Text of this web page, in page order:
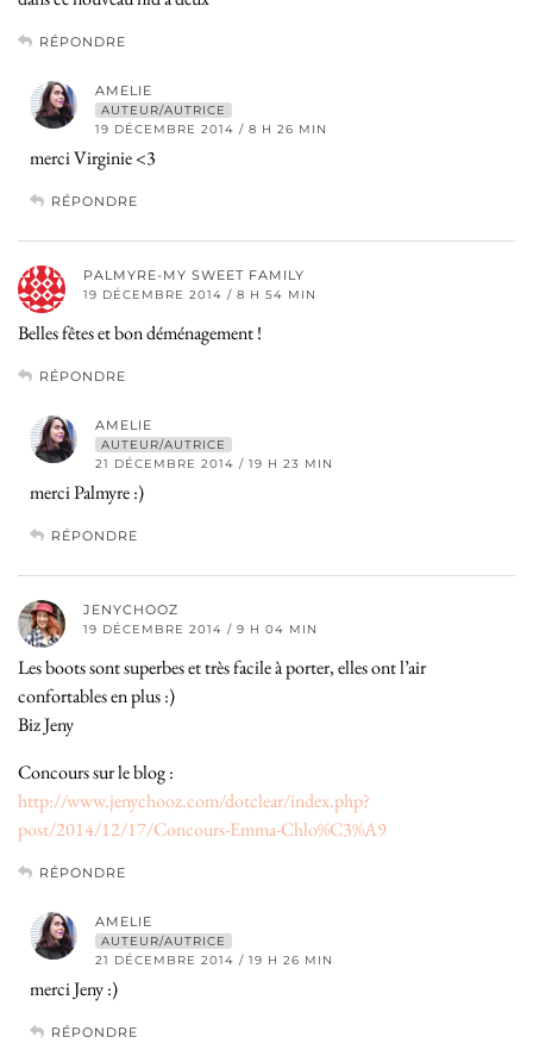
RÉPONDRE
AMELIE
AUTEUR/AUTRICE
19 DÉCEMBRE 2014 / 8 H 26 MIN
merci Virginie <3
RÉPONDRE
PALMYRE-MY SWEET FAMILY
19 DÉCEMBRE 2014 / 8 H 54 MIN
Belles fêtes et bon déménagement !
RÉPONDRE
AMELIE
AUTEUR/AUTRICE
21 DÉCEMBRE 2014 / 19 H 23 MIN
merci Palmyre :)
RÉPONDRE
JENYCHOOZ
19 DÉCEMBRE 2014 / 9 H 04 MIN
Les boots sont superbes et très facile à porter, elles ont l’air
confortables en plus :)
Biz Jeny
Concours sur le blog :
http://www.jenychooz.com/dotclear/index.php?
post/2014/12/17/Concours-Emma-Chlo%C3%A9
RÉPONDRE
AMELIE
AUTEUR/AUTRICE
21 DÉCEMBRE 2014 / 19 H 26 MIN
merci Jeny :)
RÉPONDRE